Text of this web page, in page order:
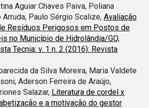
Aguiar Chaves Paiva, Poliana
Arruda, Paulo Sérgio Scalize, Avaliação
Resíduos Perigosos em Postos de
no Município de Hidrolândia/GO,
Tecnia: v. 1 n. 2 (2016): Revista
da Silva Moreira, Maria Valdete
Aderson Ferreira de Araújo,
Salazar, Literatura de cordel x
e a motivação do gestor